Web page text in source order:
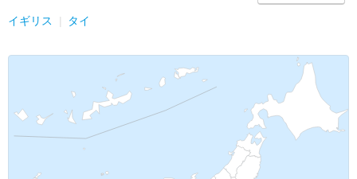
イギリス タイ